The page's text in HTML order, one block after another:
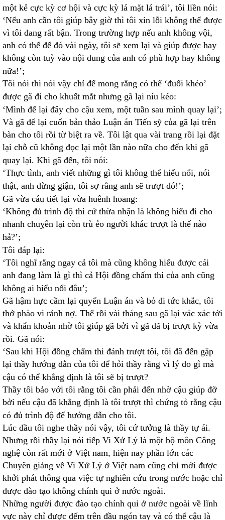
một kẻ cực kỳ cơ hội và cực kỳ lá mặt lá trái’, tôi liền nói:
‘Nếu anh cần tôi giúp bây giờ thì tôi xin lỗi không thể được
vì tôi đang rất bận. Trong trường hợp nếu anh không vội,
anh có thể để đó vài ngày, tôi sẽ xem lại và giúp được hay
không còn tuỳ vào nội dung của anh có phù hợp hay không
nữa!’;
Tôi nói thì nói vậy chỉ để mong rằng có thể ‘đuổi khéo’
được gã đi cho khuất mắt nhưng gã lại níu kéo:
‘Mình để lại đây cho cậu xem, một tuần sau mình quay lại’;
Và gã để lại cuốn bản thảo Luận án Tiến sỹ của gã lại trên
bàn cho tôi rồi từ biệt ra về. Tôi lật qua vài trang rồi lại đặt
lại chỗ cũ không đọc lại một lần nào nữa cho đến khi gã
quay lại. Khi gã đến, tôi nói:
‘Thực tình, anh viết những gì tôi không thể hiểu nổi, nói
thật, anh đừng giận, tôi sợ rằng anh sẽ trượt đó!’;
Gã vừa cáu tiết lại vừa huênh hoang:
‘Không đủ trình độ thì cứ thừa nhận là không hiểu đi cho
nhanh chuỵên lại còn trù ẻo người khác trượt là thế nào
hả?’;
Tôi đáp lại:
‘Tôi nghĩ rằng ngay cả tôi mà cũng không hiểu được cái
anh đang làm là gì thì cả Hội đồng chấm thi của anh cũng
không ai hiểu nổi đâu’;
Gã hậm hực cầm lại quyển Luận án và bỏ đi tức khắc, tôi
thở phào vì rảnh nợ. Thế rồi vài tháng sau gã lại vác xác tới
và khẩn khoản nhờ tôi giúp gã bởi vì gã đã bị trượt kỳ vừa
rồi. Gã nói:
‘Sau khi Hội đồng chấm thi đánh trượt tôi, tôi đã đến gặp
lại thầy hướng dẫn của tôi để hỏi thầy rằng vì lý do gì mà
cậu có thể khẳng định là tôi sẽ bị trượt?
Thầy tôi bảo với tôi rằng tôi cần phải đến nhờ cậu giúp đỡ
bởi nếu cậu đã khẳng định là tôi trượt thì chứng tỏ rằng cậu
có đủ trình độ để hướng dẫn cho tôi.
Lúc đầu tôi nghe thầy nói vậy, tôi cứ tưởng là thầy tự ái.
Nhưng rồi thầy lại nói tiếp Vi Xử Lý là một bộ môn Công
nghệ còn rất mới ở Việt nam, hiện nay phần lớn các
Chuyên giảng về Vi Xử Lý ở Việt nam cũng chỉ mới được
khởi phát thông qua việc tự nghiên cứu trong nước hoặc chỉ
được đào tạo không chính qui ở nước ngoài.
Những người được đào tạo chính qui ở nước ngoài về lĩnh
vực này chỉ được đếm trên đầu ngón tay và có thể cậu là